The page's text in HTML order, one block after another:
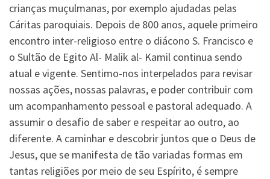
crianças muçulmanas, por exemplo ajudadas pelas
Cáritas paroquiais. Depois de 800 anos, aquele primeiro
encontro inter-religioso entre o diácono S. Francisco e
o Sultão de Egito Al- Malik al- Kamil continua sendo
atual e vigente. Sentimo-nos interpelados para revisar
nossas ações, nossas palavras, e poder contribuir com
um acompanhamento pessoal e pastoral adequado. A
assumir o desafio de saber e respeitar ao outro, ao
diferente. A caminhar e descobrir juntos que o Deus de
Jesus, que se manifesta de tão variadas formas em
tantas religiões por meio de seu Espírito, é sempre